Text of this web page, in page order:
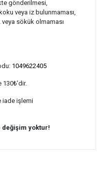
gönderilmesi,
veya iz bulunmaması,
veya sökük olmaması
1049622405
130₺’dir.
iade işlemi
değişim yoktur!